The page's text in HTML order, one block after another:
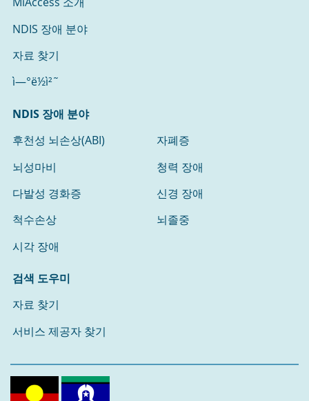
NDIS 장애 분야
자료 찾기
ì—°ë½ì²˜
NDIS 장애 분야
후천성 뇌손상(ABI)
자폐증
뇌성마비
청력 장애
다발성 경화증
신경 장애
척수손상
뇌졸중
시각 장애
검색 도우미
자료 찾기
서비스 제공자 찾기